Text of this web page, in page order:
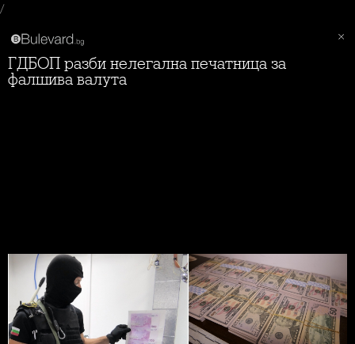
/
ГДБОП разби нелегална печатница за
фалшива валута